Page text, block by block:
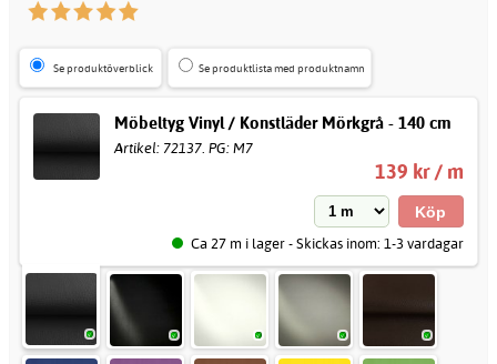
Se produktöverblick Se produktlista med produktnamn
Möbeltyg Vinyl / Konstläder Mörkgrå - 140 cm
Artikel: 72137. PG: M7
139 kr / m
Ca 27 m i lager - Skickas inom: 1-3 vardagar